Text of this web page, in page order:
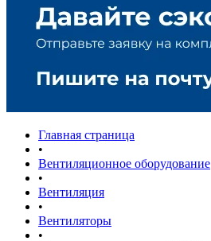
Главная страница
•
Вентиляционное оборудование
•
Вентиляция
•
Вентиляторы
•